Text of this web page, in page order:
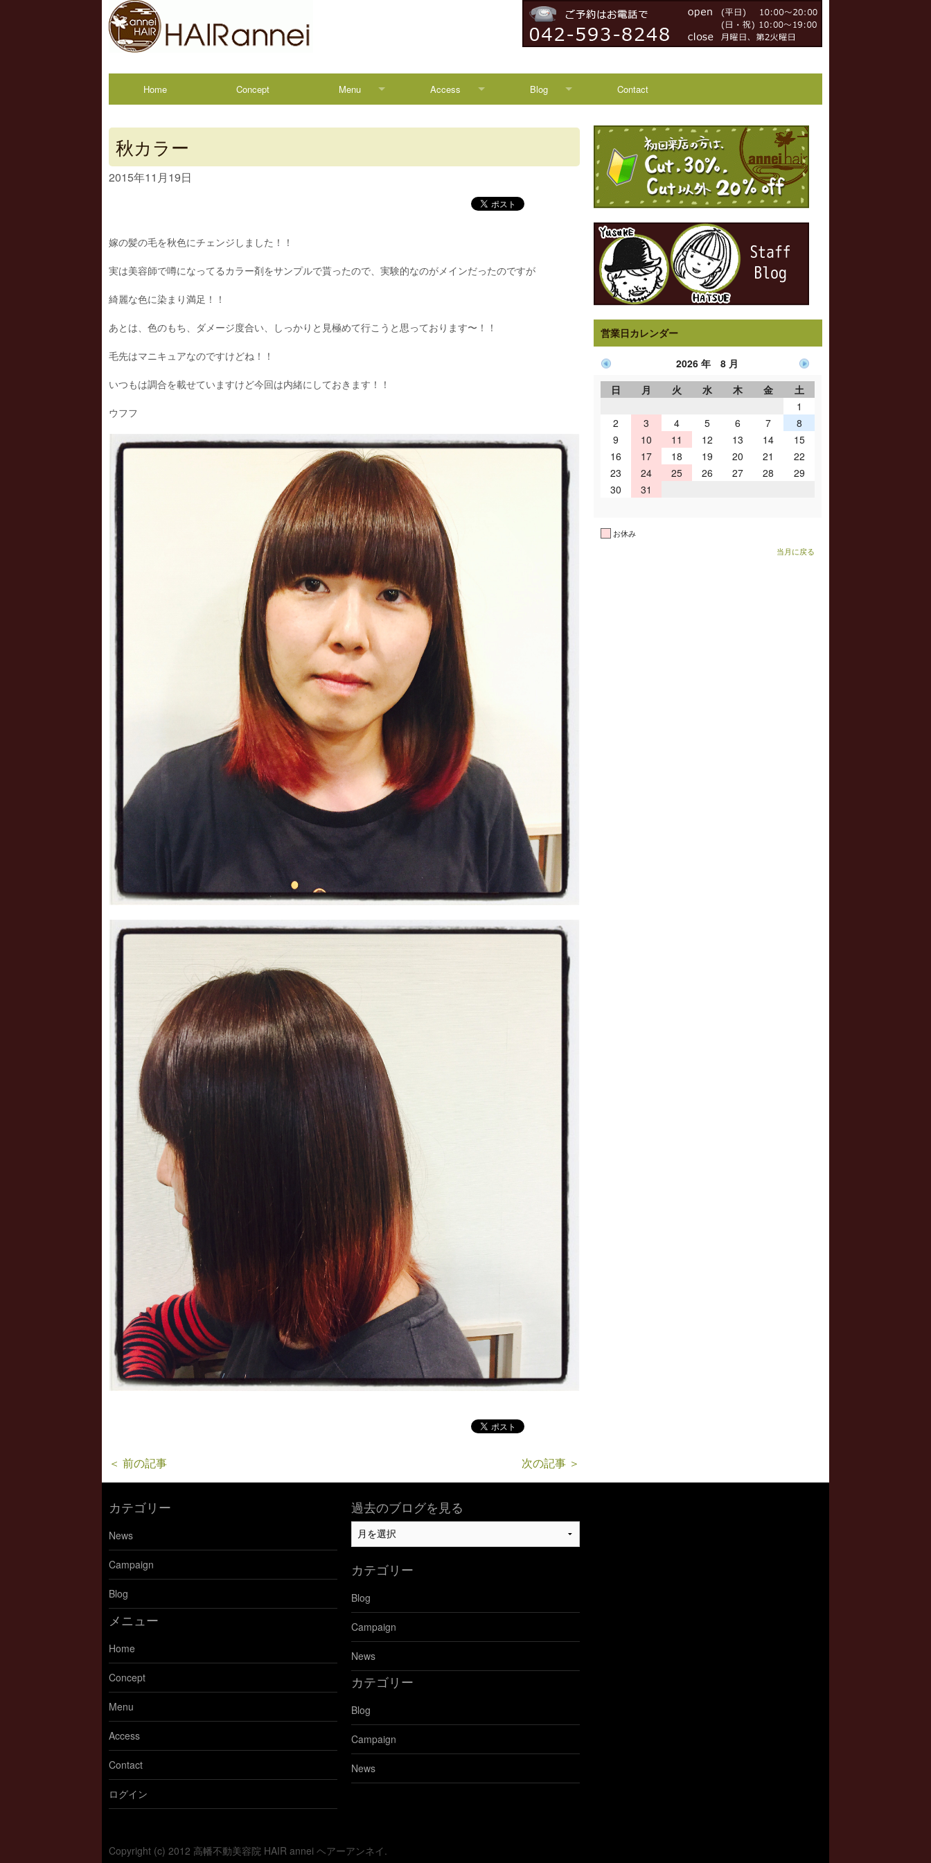
Home Concept Menu Access Blog Contact
秋カラー
2015年11月19日
嫁の髪の毛を秋色にチェンジしました！！
実は美容師で噂になってるカラー剤をサンプルで貰ったので、実験的なのがメインだったのですが
綺麗な色に染まり満足！！
あとは、色のもち、ダメージ度合い、しっかりと見極めて行こうと思っております〜！！
毛先はマニキュアなのですけどね！！
いつもは調合を載せていますけど今回は内緒にしておきます！！
ウフフ
＜ 前の記事 次の記事 ＞
営業日カレンダー
2026 年 8 月
日
月 火 水 木 金
土
1
2
3 4 5 6 7
8
9
10 11 12 13 14
15
16
17 18 19 20 21
22
23
24 25 26 27 28
29
30
31
お休み
当月に戻る
カテゴリー
News
Campaign
Blog
メニュー
Home
Concept
Menu
Access
Contact
ログイン
過去のブログを見る
過
去
ブ
グ
を
見
る
カテゴリー
Blog
Campaign
News
カテゴリー
Blog
Campaign
News
Copyright (c) 2012 高幡不動美容院 HAIR annei ヘアーアンネイ.